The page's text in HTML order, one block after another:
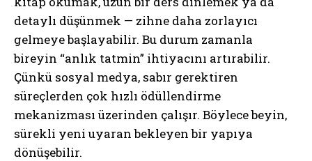
detaylı düşünmek — zihne daha zorlayıcı
gelmeye başlayabilir. Bu durum zamanla
bireyin “anlık tatmin” ihtiyacını artırabilir.
Çünkü sosyal medya, sabır gerektiren
süreçlerden çok hızlı ödüllendirme
mekanizması üzerinden çalışır. Böylece beyin,
sürekli yeni uyaran bekleyen bir yapıya
dönüşebilir.